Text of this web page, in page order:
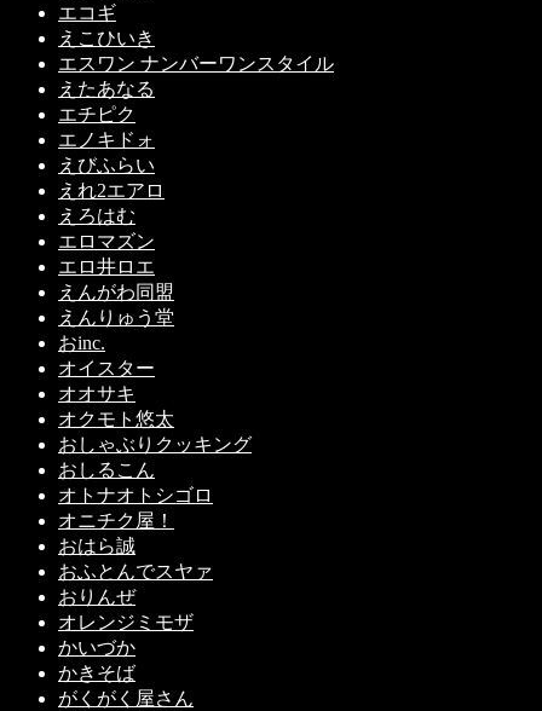
エコギ
えこひいき
エスワン ナンバーワンスタイル
えたあなる
エチピク
エノキドォ
えびふらい
えれ2エアロ
えろはむ
エロマズン
エロ井ロエ
えんがわ同盟
えんりゅう堂
おinc.
オイスター
オオサキ
オクモト悠太
おしゃぶりクッキング
おしるこん
オトナオトシゴロ
オニチク屋！
おはら誠
おふとんでスヤァ
おりんぜ
オレンジミモザ
かいづか
かきそば
がくがく屋さん